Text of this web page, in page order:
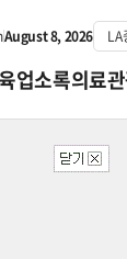
August 8, 2026
업소록의료